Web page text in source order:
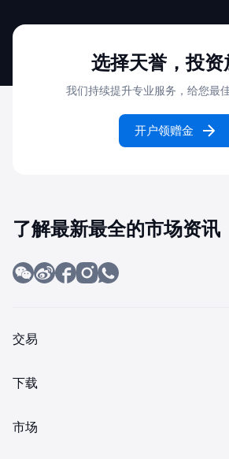
选择天誉，投资
我们持续提升专业服务，给您最
开户领赠金
了解最新最全的市场资讯
交易
产品介绍
下载
MT4下载
市场